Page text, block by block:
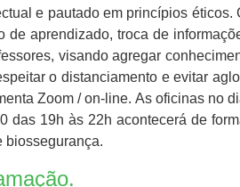
e pautado em princípios
de aprendizado, troca de
visando agregar
o distanciamento e evitar
Zoom / on-line. As oficinas no
das 19h às 22h acontecerá de
biossegurança.